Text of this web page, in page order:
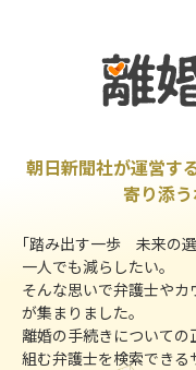
朝日新聞社が運営す
寄り添う
｢踏み出す一歩 未来の
一人でも減らしたい。
そんな思いで弁護士や
が集まりました。
離婚の手続きについて
組む弁護士を検索できる